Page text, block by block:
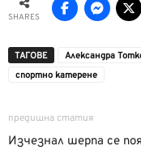
SHARES
ТАГОВЕ Александра
спортно катерене
предишна статия
Изчезнал шерпа се